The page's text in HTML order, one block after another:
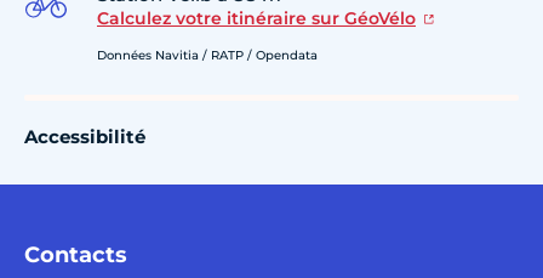
Calculez votre itinéraire sur GéoVélo
Données Navitia / RATP / Opendata
Accessibilité
Contacts